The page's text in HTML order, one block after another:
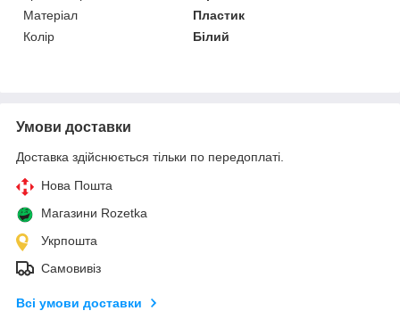
Матеріал
Пластик
Колір
Білий
Умови доставки
Доставка здійснюється тільки по передоплаті.
Нова Пошта
Магазини Rozetka
Укрпошта
Самовивіз
Всі умови доставки